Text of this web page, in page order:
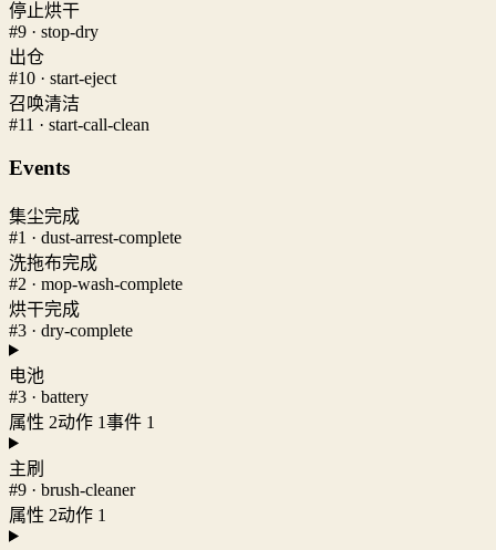
停止烘干
#9 · stop-dry
出仓
#10 · start-eject
召唤清洁
#11 · start-call-clean
Events
集尘完成
#1 · dust-arrest-complete
洗拖布完成
#2 · mop-wash-complete
烘干完成
#3 · dry-complete
电池
#3 · battery
属性 2动作 1事件 1
主刷
#9 · brush-cleaner
属性 2动作 1